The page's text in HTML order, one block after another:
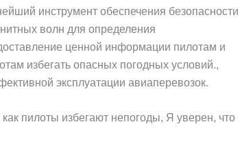
инструмент обеспечения безопасности
волн для определения
ценной информации пилотам и
избегать опасных погодных условий.,
эксплуатации авиаперевозок.
пилоты избегают непогоды, Я уверен, что